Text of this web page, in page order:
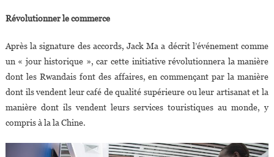
Révolutionner le commerce
Après la signature des accords, Jack Ma a décrit l’événement comme
un « jour historique », car cette initiative révolutionnera la manière
dont les Rwandais font des affaires, en commençant par la manière
dont ils vendent leur café de qualité supérieure ou leur artisanat et la
manière dont ils vendent leurs services touristiques au monde, y
compris à la la Chine.